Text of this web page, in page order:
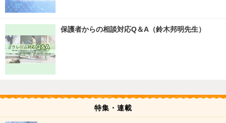
保護者からの相談対応Q＆A（鈴木邦明先生）
特集・連載